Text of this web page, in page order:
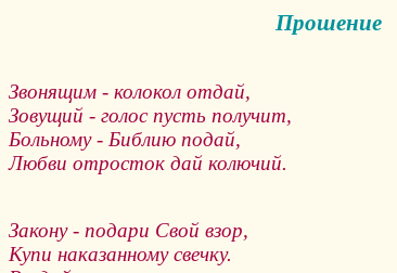
Прошение
Звонящим - колокол отдай,
Зовущий - голос пусть получит,
Больному - Библию подай,
Любви отросток дай колючий.
Закону - подари Свой взор,
Купи наказанному свечку.